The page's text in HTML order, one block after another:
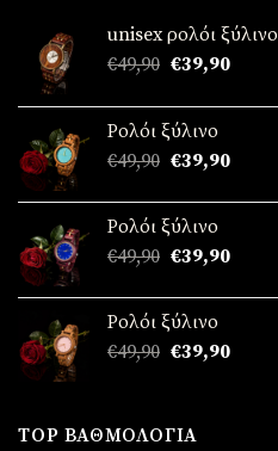
unisex ρολόι ξύλινο
€49,90 Original
was:
€49,90.
€39,90Η
τιμή
€39,90.
Ρολόι ξύλινο
€49,90 Original
was:
€49,90.
€39,90Η
τιμή
€39,90.
Ρολόι ξύλινο
€49,90 Original
was:
€49,90.
€39,90Η
τιμή
€39,90.
Ρολόι ξύλινο
€49,90 Original
€49,90.
€39,90Η
TOP ΒΑΘΜΟΛΟΓΊΑ